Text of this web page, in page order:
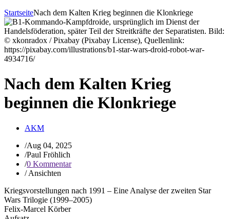
StartseiteNach dem Kalten Krieg beginnen die Klonkriege
Nach dem Kalten Krieg
beginnen die Klonkriege
AKM
/Aug 04, 2025
/Paul Fröhlich
/0 Kommentar
/Ansichten
Kriegsvorstellungen nach 1991 – Eine Analyse der zweiten Star
Wars Trilogie (1999–2005)
Felix-Marcel Körber